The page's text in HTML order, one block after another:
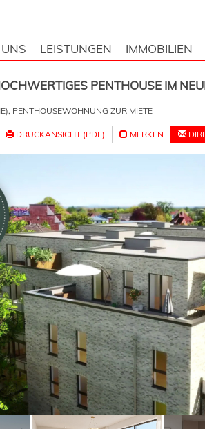
LEISTUNGEN IMMOBILIEN
PENTHOUSE IM
PENTHOUSEWOHNUNG ZUR MIETE
DRUCKANSICHT (PDF) MERKEN